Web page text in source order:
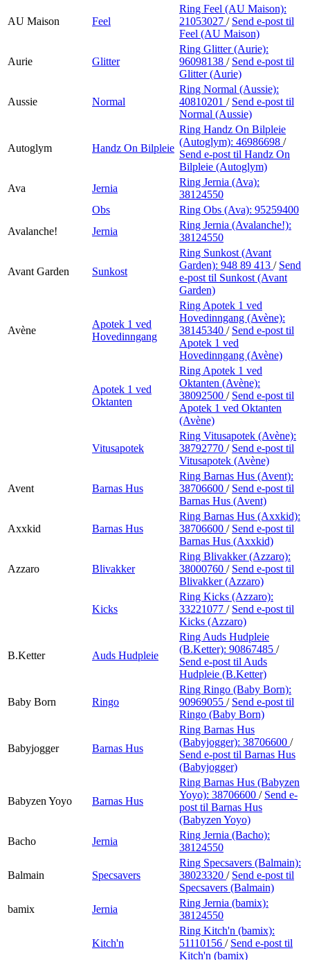
AU Maison Feel
Ring Feel (AU Maison):
21053027 / Send e-post til
Feel (AU Maison)
Aurie Glitter
Ring Glitter (Aurie):
96098138 / Send e-post til
Glitter (Aurie)
Aussie Normal
Ring Normal (Aussie):
40810201 / Send e-post til
Normal (Aussie)
Autoglym Handz On Bilpleie
Ring Handz On Bilpleie
(Autoglym): 46986698 /
Send e-post til Handz On
Bilpleie (Autoglym)
Ava
Jernia
Ring Jernia (Ava):
38124550
Obs
Ring Obs (Ava): 95259400
Avalanche!
Jernia
Ring Jernia (Avalanche!):
38124550
Avant Garden Sunkost
Ring Sunkost (Avant
Garden): 948 89 413 / Send
e-post til Sunkost (Avant
Garden)
Avène
Apotek 1 ved
Hovedinngang
Ring Apotek 1 ved
Hovedinngang (Avène):
38145340 / Send e-post til
Apotek 1 ved
Hovedinngang (Avène)
Apotek 1 ved
Oktanten
Ring Apotek 1 ved
Oktanten (Avène):
38092500 / Send e-post til
Apotek 1 ved Oktanten
(Avène)
Vitusapotek
Ring Vitusapotek (Avène):
38792770 / Send e-post til
Vitusapotek (Avène)
Avent Barnas Hus
Ring Barnas Hus (Avent):
38706600 / Send e-post til
Barnas Hus (Avent)
Axxkid Barnas Hus
Ring Barnas Hus (Axxkid):
38706600 / Send e-post til
Barnas Hus (Axxkid)
Azzaro Blivakker
Ring Blivakker (Azzaro):
38000760 / Send e-post til
Blivakker (Azzaro)
Kicks
Ring Kicks (Azzaro):
33221077 / Send e-post til
Kicks (Azzaro)
B.Ketter Auds Hudpleie
Ring Auds Hudpleie
(B.Ketter): 90867485 /
Send e-post til Auds
Hudpleie (B.Ketter)
Baby Born Ringo
Ring Ringo (Baby Born):
90969055 / Send e-post til
Ringo (Baby Born)
Babyjogger Barnas Hus
Ring Barnas Hus
(Babyjogger): 38706600 /
Send e-post til Barnas Hus
(Babyjogger)
Babyzen Yoyo Barnas Hus
Ring Barnas Hus (Babyzen
Yoyo): 38706600 / Send e-
post til Barnas Hus
(Babyzen Yoyo)
Bacho
Jernia
Ring Jernia (Bacho):
38124550
Balmain Specsavers
Ring Specsavers (Balmain):
38023320 / Send e-post til
Specsavers (Balmain)
bamix
Jernia
Ring Jernia (bamix):
38124550
Kitch'n
Ring Kitch'n (bamix):
51110156 / Send e-post til
Kitch'n (bamix)